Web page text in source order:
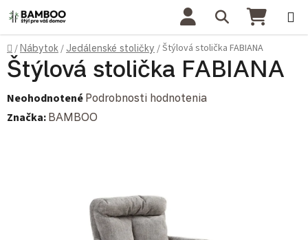
Prejsť na obsah Hľadať
Domov
/Nábytok / Jedálenské stoličky /Štýlová stolička FABIANA
Štýlová stolička FABIANA
Priemerné hodnotenie produktu je 0,0 z 5 hviezdičiek.
Neohodnotené Podrobnosti hodnotenia
Značka: BAMBOO